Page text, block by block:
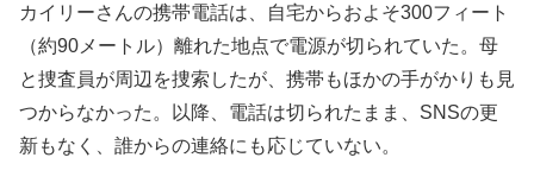
カイリーさんの携帯電話は、自宅からおよそ300フィート
（約90メートル）離れた地点で電源が切られていた。母
と捜査員が周辺を捜索したが、携帯もほかの手がかりも見
つからなかった。以降、電話は切られたまま、SNSの更
新もなく、誰からの連絡にも応じていない。